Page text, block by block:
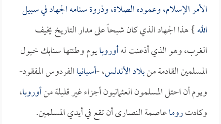
الأمر الإسلام، وعموده الصلاة، وذروة سنامه الجهاد في سبيل
الله} هذا الجهاد الذي كان شبحاً على مدار التاريخ يخيف
الغرب، وهو الذي أذعنت لهأوروبايوم وطئتها سنابك خيول
المسلمين القادمة منبلاد الأندلس، -أسبانياالفردوس المفقود-
ويوم أن احتل المسلمون العثمانيون أجزاء غير قليلة منأوروبا،
وكادتروماعاصمة النصارى أن تقع في أيدي المسلمين.